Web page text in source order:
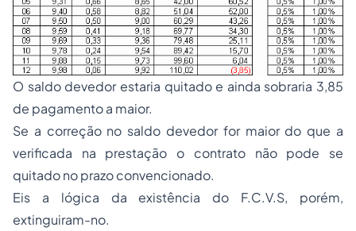
O saldo devedor estaria quitado e ainda sobraria 3,85
de pagamento a maior.
Se a correção no saldo devedor for maior do que a
verificada na prestação o contrato não pode se
quitado no prazo convencionado.
Eis a lógica da existência do F.C.V.S, porém,
extinguiram-no.